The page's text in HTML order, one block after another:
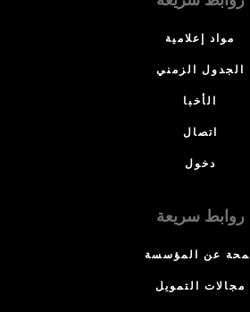
مواد إعلامية
الجدول الزمني
الأخبا
اتصال
دخول
روابط سريعة
عن المؤسسة
مجالات التمويل